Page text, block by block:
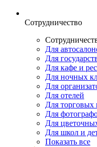
Сотрудничество
Для
Для
Для кафе и
Для ночных
Для
Для отелей
Для торговых
Для
Для
Для школ и
Показать все